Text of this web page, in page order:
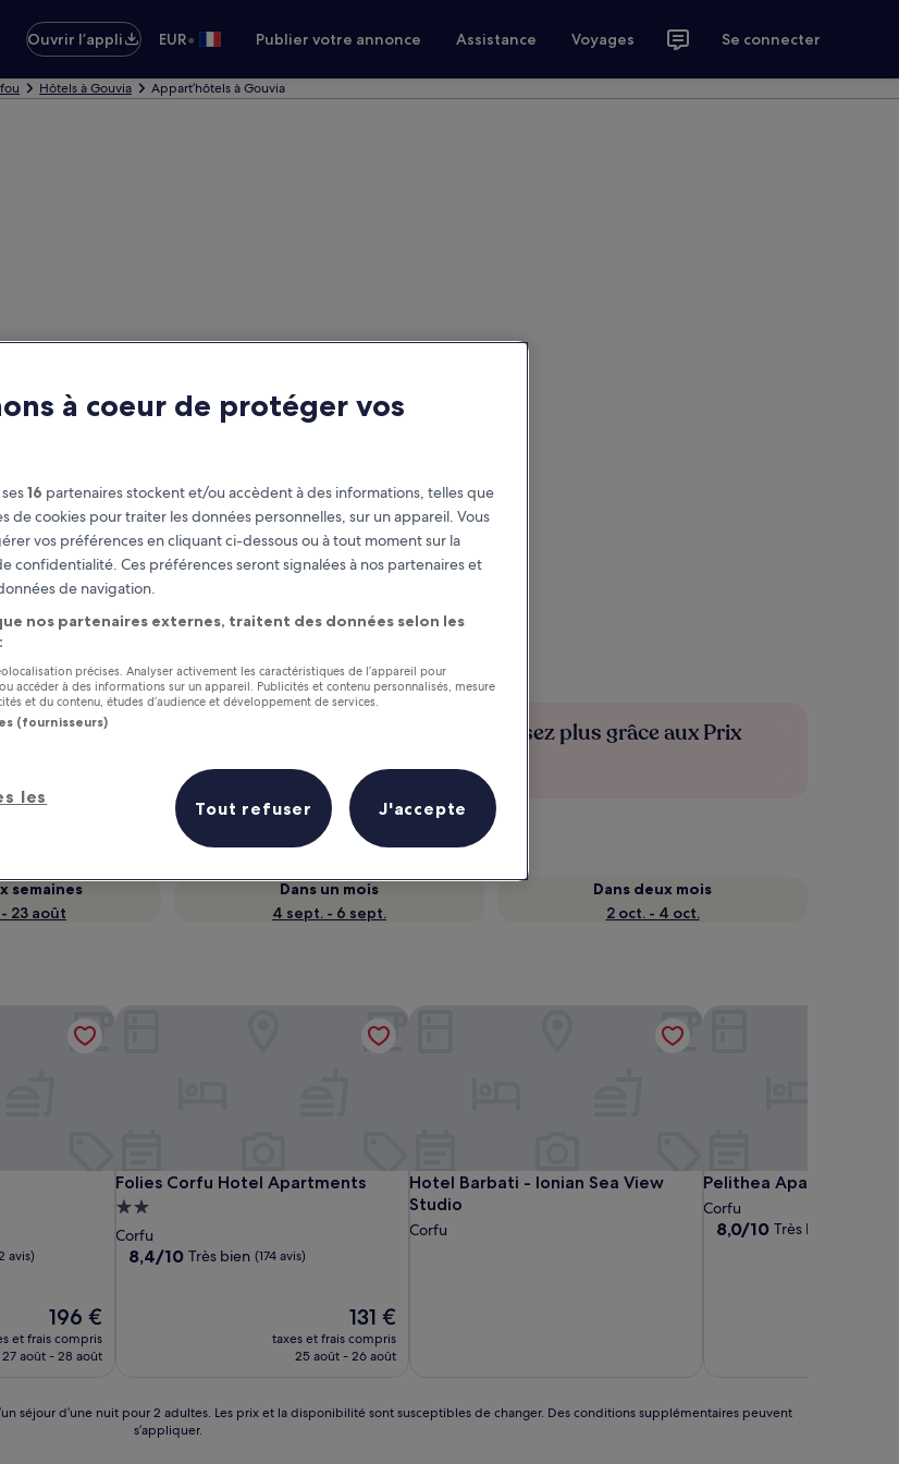
Ouvrir l’appli
EUR• Publier votre annonce Assistance Voyages Se connecter
Hôtels à Gouvia Appart’hôtels à Gouvia
Gagnez des récompenses pour
Économisez plus grâce aux Prix
semaines
23 août
Dans un mois
4 sept. - 6 sept.
Dans deux mois
2 oct. - 4 oct.
avis)
Le
nouveau
prix
196 €
196 €
et frais compris
27 août - 28 août
Folies Corfu Hotel Apartments
Folies Corfu Hotel Apartments
Hébergement
2.0 étoiles
Corfu
8.4
8,4/10 Très bien (174 avis)
Le
nouveau
prix
131 €
131 €
taxes et frais compris
25 août - 26 août
Hotel Barbati - Ionian Sea View
Studio
Hotel Barbati - Ionian Sea View Studio
Corfu
Hotel Barbati - Ionian Sea View Studio
Pelithea Aparthotel
Pelithea Aparthotel
Corfu
8.0
8,0/10 Très bien
séjour d’une nuit pour 2 adultes. Les prix et la disponibilité sont susceptibles de changer. Des conditions supplémentaires peuvent
s’appliquer.
à coeur de protéger vos
16 partenaires stockent et/ou accèdent à des informations, telles que
de cookies pour traiter les données personnelles, sur un appareil. Vous
vos préférences en cliquant ci-dessous ou à tout moment sur la
confidentialité. Ces préférences seront signalées à nos partenaires et
de navigation.
nos partenaires externes, traitent des données selon les
précises. Analyser activement les caractéristiques de l’appareil pour
accéder à des informations sur un appareil. Publicités et contenu personnalisés, mesure
et du contenu, études d’audience et développement de services.
(fournisseurs)
les
Tout refuser J'accepte